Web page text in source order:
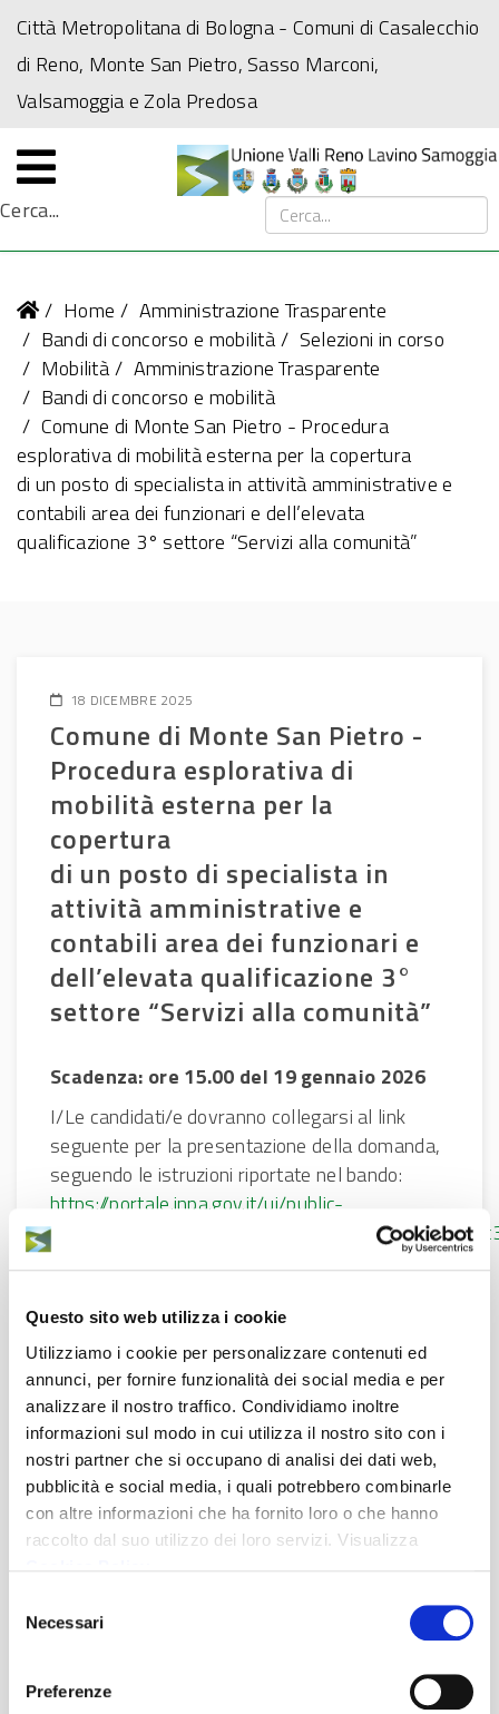
Questo sito web utilizza i cookie
Utilizziamo i cookie per personalizzare contenuti ed
annunci, per fornire funzionalità dei social media e per
analizzare il nostro traffico. Condividiamo inoltre
informazioni sul modo in cui utilizza il nostro sito con i
nostri partner che si occupano di analisi dei dati web,
pubblicità e social media, i quali potrebbero combinarle
con altre informazioni che ha fornito loro o che hanno
raccolto dal suo utilizzo dei loro servizi. Visualizza
delNecessari
Preferenze
Città Metropolitana di Bologna- Comuni di Casalecchio
di Reno, Monte San Pietro, Sasso Marconi,
Valsamoggia e Zola Predosa
Cerca...
Home
Amministrazione Trasparente
Bandi di concorso e mobilità
Selezioni in corso
Mobilità
Amministrazione Trasparente
Bandi di concorso e mobilità
Comune di Monte San Pietro - Procedura
esplorativa di mobilità esterna per la copertura
di un posto di specialista in attività amministrative e
contabili area dei funzionari e dell’elevata
qualificazione 3° settore “Servizi alla comunità”
18 DICEMBRE 2025
Comune di Monte San Pietro -
Procedura esplorativa di
mobilità esterna per la
copertura
di un posto di specialista in
attività amministrative e
contabili area dei funzionari e
dell’elevata qualificazione 3°
settore “Servizi alla comunità”
Scadenza: ore 15.00 del 19 gennaio 2026
I/Le candidati/e dovranno collegarsi al link
seguente per la presentazione della domanda,
seguendo le istruzioni riportate nel bando:
https://portale.inpa.gov.it/ui/public-
area/concoursedetail/
Bando(pdf)
Elenco ammessi
Esito mobilità(pdf)
BANDI DI CONCORSO E MOBILITÀ